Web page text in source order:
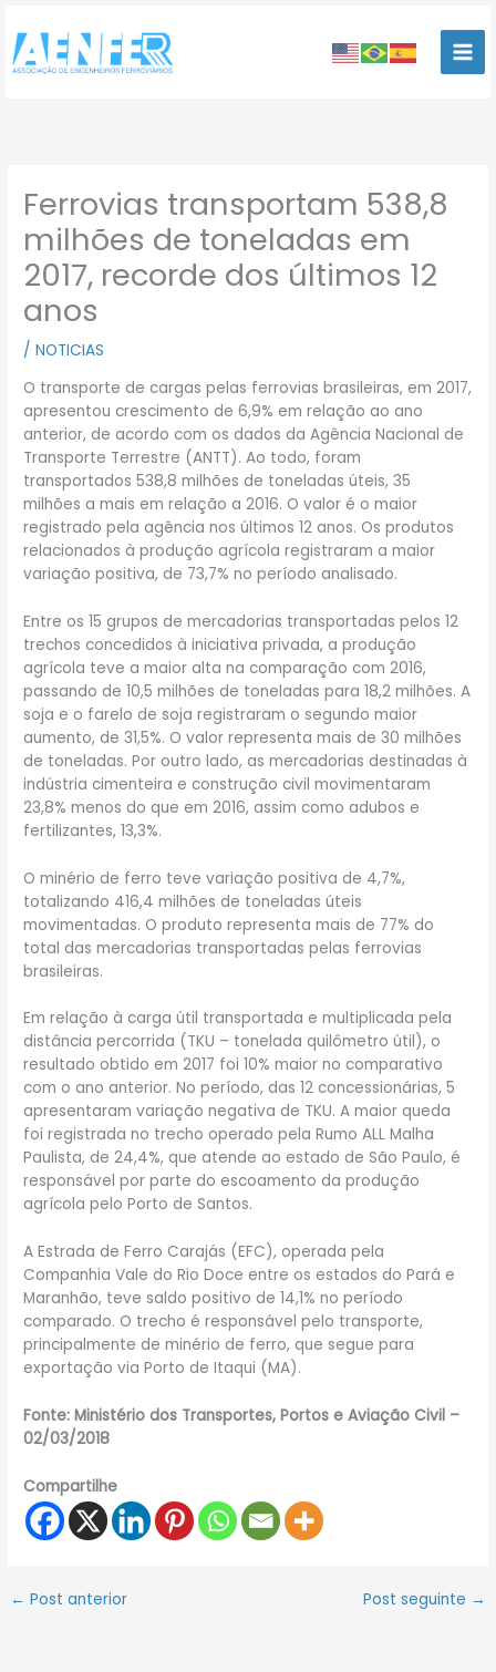
para
conteúdo
Ferrovias transportam 538,8
milhões de toneladas em
2017, recorde dos últimos 12
anos
/NOTICIAS
O transporte de cargas pelas ferrovias brasileiras, em 2017,
apresentou crescimento de 6,9% em relação ao ano
anterior, de acordo com os dados da Agência Nacional de
Transporte Terrestre (ANTT). Ao todo, foram
transportados 538,8 milhões de toneladas úteis, 35
milhões a mais em relação a 2016. O valor é o maior
registrado pela agência nos últimos 12 anos. Os produtos
relacionados à produção agrícola registraram a maior
variação positiva, de 73,7% no período analisado.
Entre os 15 grupos de mercadorias transportadas pelos 12
trechos concedidos à iniciativa privada, a produção
agrícola teve a maior alta na comparação com 2016,
passando de 10,5 milhões de toneladas para 18,2 milhões. A
soja e o farelo de soja registraram o segundo maior
aumento, de 31,5%. O valor representa mais de 30 milhões
de toneladas. Por outro lado, as mercadorias destinadas à
indústria cimenteira e construção civil movimentaram
23,8% menos do que em 2016, assim como adubos e
fertilizantes, 13,3%.
O minério de ferro teve variação positiva de 4,7%,
totalizando 416,4 milhões de toneladas úteis
movimentadas. O produto representa mais de 77% do
total das mercadorias transportadas pelas ferrovias
brasileiras.
Em relação à carga útil transportada e multiplicada pela
distância percorrida (TKU – tonelada quilômetro útil), o
resultado obtido em 2017 foi 10% maior no comparativo
com o ano anterior. No período, das 12 concessionárias, 5
apresentaram variação negativa de TKU. A maior queda
foi registrada no trecho operado pela Rumo ALL Malha
Paulista, de 24,4%, que atende ao estado de São Paulo, é
responsável por parte do escoamento da produção
agrícola pelo Porto de Santos.
A Estrada de Ferro Carajás (EFC), operada pela
Companhia Vale do Rio Doce entre os estados do Pará e
Maranhão, teve saldo positivo de 14,1% no período
comparado. O trecho é responsável pelo transporte,
principalmente de minério de ferro, que segue para
exportação via Porto de Itaqui (MA).
Fonte: Ministério dos Transportes, Portos e Aviação Civil –
02/03/2018
Compartilhe
← Post anterior Post seguinte →